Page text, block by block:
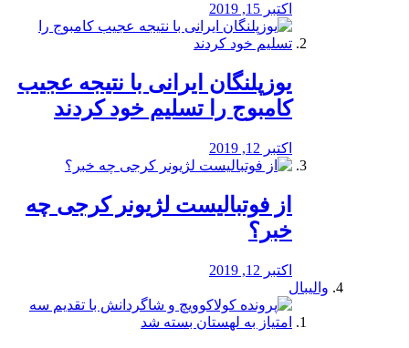
اکتبر 15, 2019
یوزپلنگان ایرانی با نتیجه عجیب
کامبوج را تسلیم خود کردند
اکتبر 12, 2019
از فوتبالیست لژیونر کرجی چه
خبر؟
اکتبر 12, 2019
والیبال